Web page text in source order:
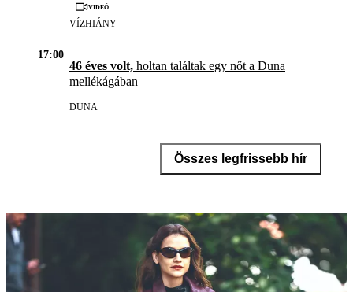
Videó
VÍZHIÁNY
17:00
46 éves volt, holtan találtak egy nőt a Duna
mellékágában
DUNA
Összes legfrissebb hír